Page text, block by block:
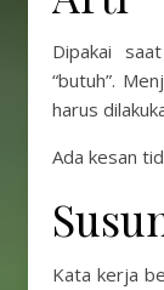
Dipakai saat ingin bilang “penting”, “perlu”, atau
“butuh”.
harus
Ada kesan
Kata kerja